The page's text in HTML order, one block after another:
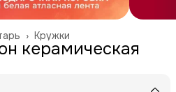
Кружки
›
керамическая